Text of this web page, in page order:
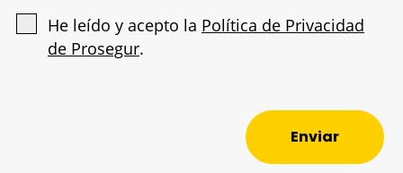
He leído y acepto la Política de Privacidad
de Prosegur.
Enviar